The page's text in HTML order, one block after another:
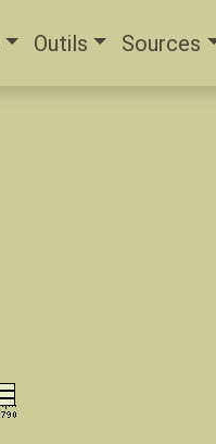
Outils Sources